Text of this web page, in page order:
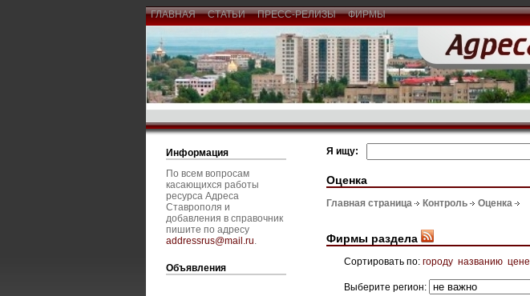
ГЛАВНАЯ СТАТЬИ ПРЕСС-РЕЛИЗЫ ФИРМЫ
Информация
По всем вопросам
касающихся работы
ресурса Адреса
Ставрополя и
добавления в справочник
пишите по адресу
addressrus@mail.ru.
Объявления
Я ищу:
Оценка
Главная страница Контроль Оценка
Фирмы раздела
Сортировать по: городу названию цене
Выберите регион: